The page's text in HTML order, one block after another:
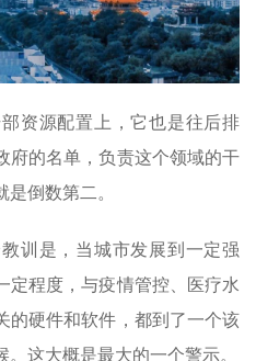
源配置上，它也是往后排
府的名单，负责这个领域的干
倒数第二。
是，当城市发展到一定强
定程度，与疫情管控、医疗水
的硬件和软件，都到了一个该
这大概是最大的一个警示。